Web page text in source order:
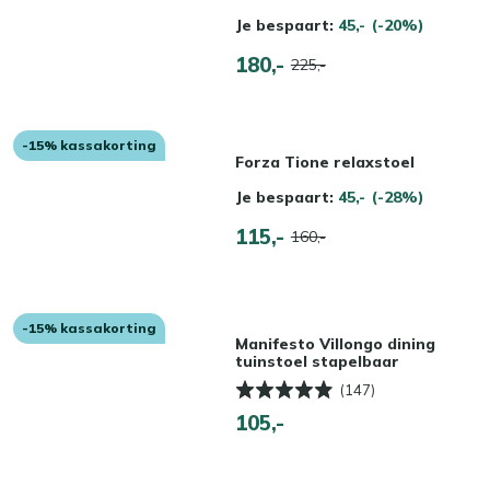
Je bespaart: 45,- (-20%)
180,- 225,-
-15% kassakorting
Forza Tione relaxstoel
Je bespaart: 45,- (-28%)
115,- 160,-
-15% kassakorting
Manifesto Villongo dining
tuinstoel stapelbaar
(147)
105,-